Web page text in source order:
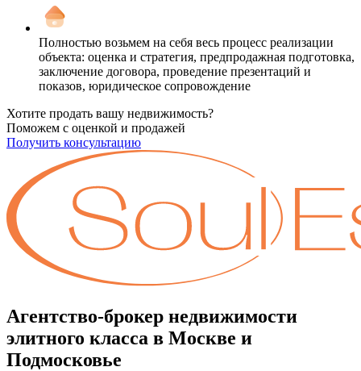
Полностью возьмем на себя весь процесс реализации
объекта: оценка и стратегия, предпродажная подготовка,
заключение договора, проведение презентаций и
показов, юридическое сопровождение
Хотите продать вашу недвижимость?
Поможем с оценкой и продажей
Получить консультацию
Агентство-брокер недвижимости
элитного класса в Москве и
Подмосковье